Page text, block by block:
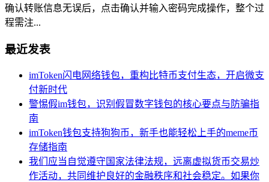
确认转账信息无误后，点击确认并输入密码完成操作，整个过
程需注...
最近发表
imToken闪电网络钱包，重构比特币支付生态，开启微支
付新时代
警惕假im钱包，识别假冒数字钱包的核心要点与防骗指
南
imToken钱包支持狗狗币，新手也能轻松上手的meme币
存储指南
我们应当自觉遵守国家法律法规，远离虚拟货币交易炒
作活动，共同维护良好的金融秩序和社会稳定。如果你